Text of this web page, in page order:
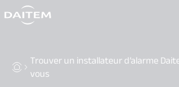
search.label
Trouver un installateur d’alarme
vous